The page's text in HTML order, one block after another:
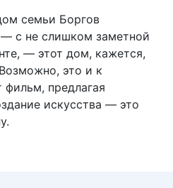
семьи Боргов
с не слишком заметной
— этот дом, кажется,
это и к
предлагая
искусства — это